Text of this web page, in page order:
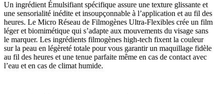
Un ingrédient Émulsifiant spécifique assure une texture glissante et
une sensorialité inédite et insoupçonnable à l’application et au fil des
heures. Le Micro Réseau de Filmogènes Ultra-Flexibles crée un film
léger et biomimétique qui s’adapte aux mouvements du visage sans
le marquer. Les ingrédients filmogènes high-tech fixent la couleur
sur la peau en légèreté totale pour vous garantir un maquillage fidèle
au fil des heures et une tenue parfaite même en cas de contact avec
l’eau et en cas de climat humide.